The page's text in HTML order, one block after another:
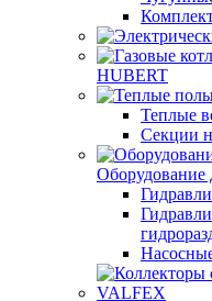
HUBERT
Теплые
Секции
Оборудование